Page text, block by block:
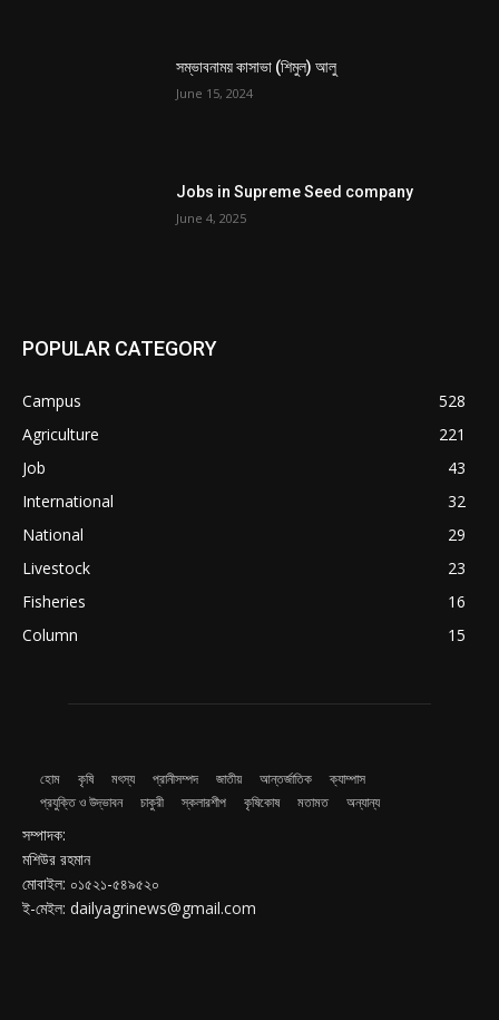
সম্ভাবনাময় কাসাভা (শিমুল) আলু
June 15, 2024
Jobs in Supreme Seed company
June 4, 2025
POPULAR CATEGORY
Campus
528
Agriculture
221
Job
43
International
32
National
29
Livestock
23
Fisheries
16
Column
15
হোম কৃষি মৎস্য প্রানীসম্পদ জাতীয় আন্তর্জাতিক
ক্যাম্পাস
প্রযুক্তি ও উদ্ভাবন
চাকুরী স্কলারশীপ কৃষিকোষ মতামত অন্যান্য
সম্পাদক:
মশিউর রহমান
মোবাইল: ০১৫২১-৫৪৯৫২০
ই-মেইল: dailyagrinews@gmail.com